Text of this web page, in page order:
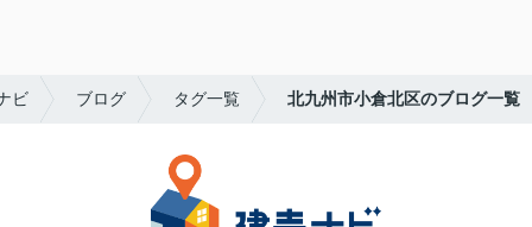
ビ ブログ タグ一覧 北九州市小倉北区のブログ一覧